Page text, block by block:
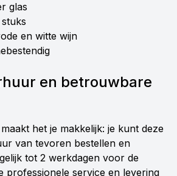
glas
en witte wijn
en betrouwbare
het je makkelijk: je kunt deze
van tevoren bestellen en
tot 2 werkdagen voor de
professionele service en levering